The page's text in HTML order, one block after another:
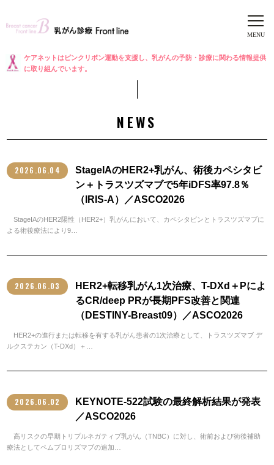
ケアネットはピンクリボン運動を支援し、乳がんの予防・診療に関わる情報提供
に取り組んでいます。
NEWS
2026.06.04
StageIAのHER2+乳がん、術後カペシタビ
ン＋トラスツズマブで5年iDFS率97.8％
（IRIS-A）／ASCO2026
StageIAのHER2陽性（HER2+）乳がんにおいて、カペシタビンとトラスツズマブに
よる術後療法により9…
2026.06.03
HER2+転移乳がん1次治療、T-DXd＋Pによ
るCR/deep PRが長期PFS改善と関連
（DESTINY-Breast09）／ASCO2026
HER2+の進行または転移を有する乳がん患者の1次治療として、トラスツズマブ デ
ルクステカン（T-DXd）＋…
2026.06.02
KEYNOTE-522試験の最終解析結果が発表
／ASCO2026
高リスクの早期トリプルネガティブ乳がん（TNBC）に対し、術前および術後補助
療法としてペムブロリズマブの追加…